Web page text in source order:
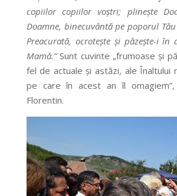
copiilor copiilor voștri; plinește
Doamne, binecuvântă pe poporul
Preacurată, ocrotește și păzește-i în
Mamă.”Sunt cuvinte „frumoase și
fel de actuale și astăzi, ale Înaltului
pe care în acest an îl
Florentin.